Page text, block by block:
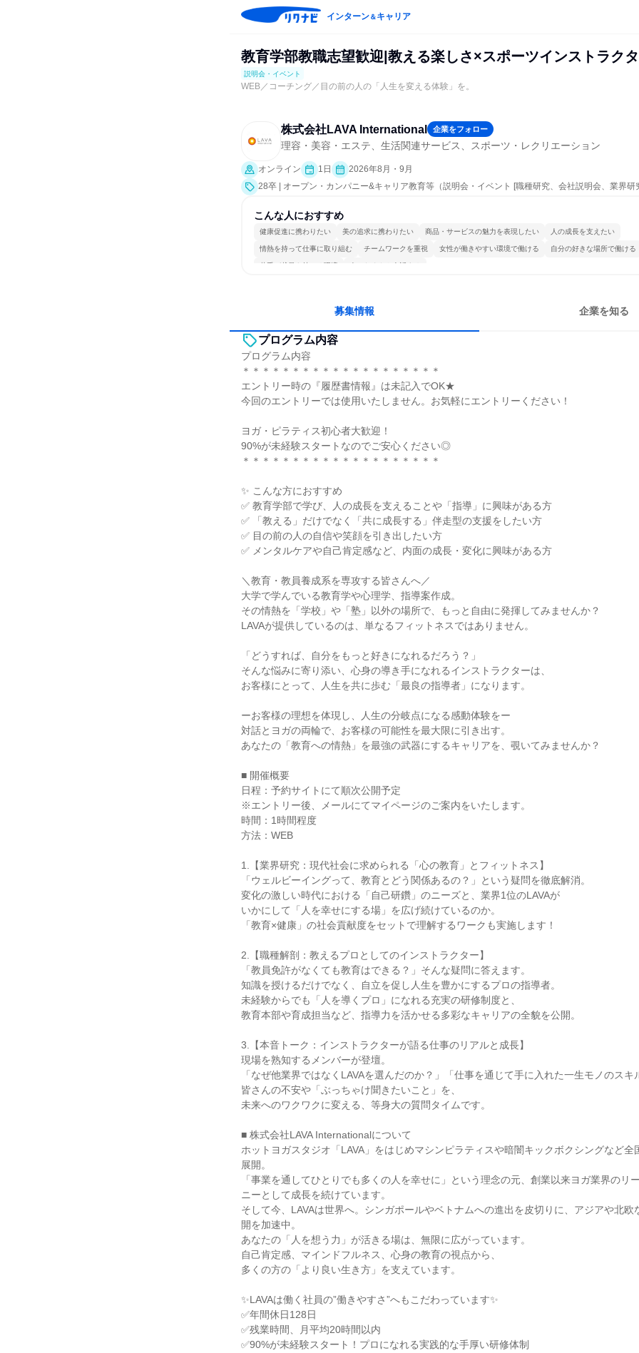
インターン＆キャリア
教育学部教職志望歓迎|教える楽しさ×スポーツインストラク
説明会・イベント
WEB／コーチング／目の前の人の「人生を変える体験」を。
株式会社LAVA International 企業をフォロー
理容・美容・エステ、生活関連サービス、スポーツ・レクリエーション
オンライン 1日
2026年8月・9月
28卒 | オープン・カンパニー&キャリア教育等（説明会・イベント [職種研究、会社説明会、業界研
こんな人におすすめ
健康促進に携わりたい 美の追求に携わりたい 商品・サービスの魅力を表現したい 人の成長を支えたい
情熱を持って仕事に取り組む チームワークを重視 女性が働きやすい環境で働ける 自分の好きな場所で働ける
若手が裁量を持てる環境 人とたくさん会話する
募集情報 企業を知る
プログラム内容
プログラム内容
＊＊＊＊＊＊＊＊＊＊＊＊＊＊＊＊＊＊＊＊
エントリー時の『履歴書情報』は未記入でOK★
今回のエントリーでは使用いたしません。お気軽にエントリーください！
ヨガ・ピラティス初心者大歓迎！
90%が未経験スタートなのでご安心ください◎
＊＊＊＊＊＊＊＊＊＊＊＊＊＊＊＊＊＊＊＊
✨ こんな方におすすめ
✅ 教育学部で学び、人の成長を支えることや「指導」に興味がある方
✅ 「教える」だけでなく「共に成長する」伴走型の支援をしたい方
✅ 目の前の人の自信や笑顔を引き出したい方
✅ メンタルケアや自己肯定感など、内面の成長・変化に興味がある方
＼教育・教員養成系を専攻する皆さんへ／
大学で学んでいる教育学や心理学、指導案作成。
その情熱を「学校」や「塾」以外の場所で、もっと自由に発揮してみませんか？
LAVAが提供しているのは、単なるフィットネスではありません。
「どうすれば、自分をもっと好きになれるだろう？」
そんな悩みに寄り添い、心身の導き手になれるインストラクターは、
お客様にとって、人生を共に歩む「最良の指導者」になります。
ーお客様の理想を体現し、人生の分岐点になる感動体験をー
対話とヨガの両輪で、お客様の可能性を最大限に引き出す。
あなたの「教育への情熱」を最強の武器にするキャリアを、覗いてみませんか？
■ 開催概要
日程：予約サイトにて順次公開予定
※エントリー後、メールにてマイページのご案内をいたします。
時間：1時間程度
方法：WEB
1.【業界研究：現代社会に求められる「心の教育」とフィットネス】
「ウェルビーイングって、教育とどう関係あるの？」という疑問を徹底解消。
変化の激しい時代における「自己研鑽」のニーズと、業界1位のLAVAが
いかにして「人を幸せにする場」を広げ続けているのか。
「教育×健康」の社会貢献度をセットで理解するワークも実施します！
2.【職種解剖：教えるプロとしてのインストラクター】
「教員免許がなくても教育はできる？」そんな疑問に答えます。
知識を授けるだけでなく、自立を促し人生を豊かにするプロの指導者。
未経験からでも「人を導くプロ」になれる充実の研修制度と、
教育本部や育成担当など、指導力を活かせる多彩なキャリアの全貌を公開。
3.【本音トーク：インストラクターが語る仕事のリアルと成長】
現場を熟知するメンバーが登壇。
「なぜ他業界ではなくLAVAを選んだのか？」「仕事を通じて手に入れた一生モノのスキ
皆さんの不安や「ぶっちゃけ聞きたいこと」を、
未来へのワクワクに変える、等身大の質問タイムです。
■ 株式会社LAVA Internationalについて
ホットヨガスタジオ「LAVA」をはじめマシンピラティスや暗闇キックボクシングなど全
展開。
「事業を通してひとりでも多くの人を幸せに」という理念の元、創業以来ヨガ業界のリ
ニーとして成長を続けています。
そして今、LAVAは世界へ。シンガポールやベトナムへの進出を皮切りに、アジアや北欧
開を加速中。
あなたの「人を想う力」が活きる場は、無限に広がっています。
自己肯定感、マインドフルネス、心身の教育の視点から、
多くの方の「より良い生き方」を支えています。
✨LAVAは働く社員の”働きやすさ”へもこだわっています✨
✅年間休日128日
✅残業時間、月平均20時間以内
✅90%が未経験スタート！プロになれる実践的な手厚い研修体制